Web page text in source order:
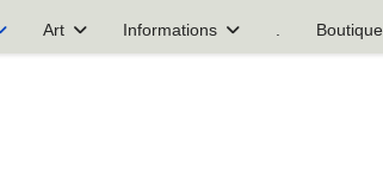
Art Informations Boutique